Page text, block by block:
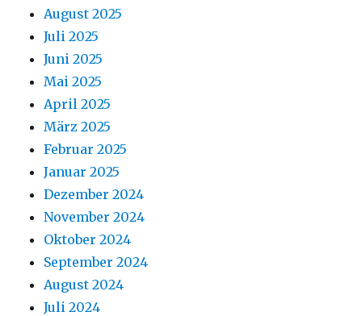
August 2025
Juli 2025
Juni 2025
Mai 2025
April 2025
März 2025
Februar 2025
Januar 2025
Dezember 2024
November 2024
Oktober 2024
September 2024
August 2024
Juli 2024